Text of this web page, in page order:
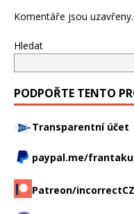
Komentáře jsou uzavřeny.
Hledat
PODPOŘTE TENTO
Transparentní účet
paypal.me/
Patreon/incorrectCZ